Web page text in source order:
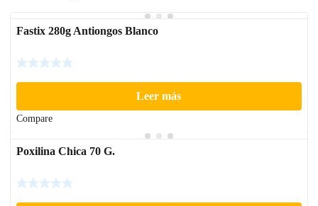
Fastix 280g Antiongos Blanco
Leer más
Compare
Poxilina Chica 70 G.